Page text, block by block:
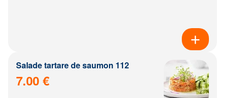
Salade tartare de saumon 112
7.00 €